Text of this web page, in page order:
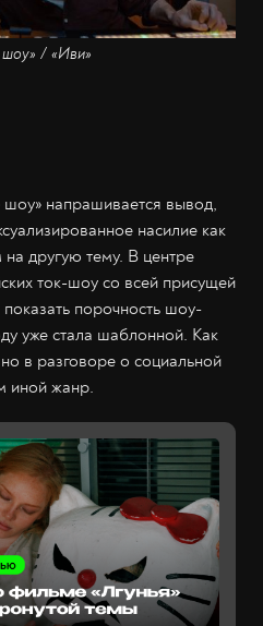
шоу» / «Иви»
напрашивается вывод,
насилие как
другую тему. В центре
ток-шоу со всей присущей
порочность шоу-
уже стала шаблонной. Как
в разговоре о социальной
иной жанр.